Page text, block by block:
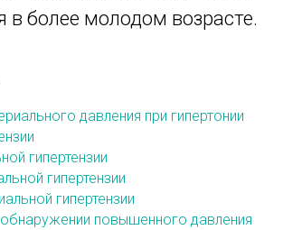
в более молодом возрасте.
давления при гипертонии
гипертензии
гипертензии
гипертензии
повышенного давления